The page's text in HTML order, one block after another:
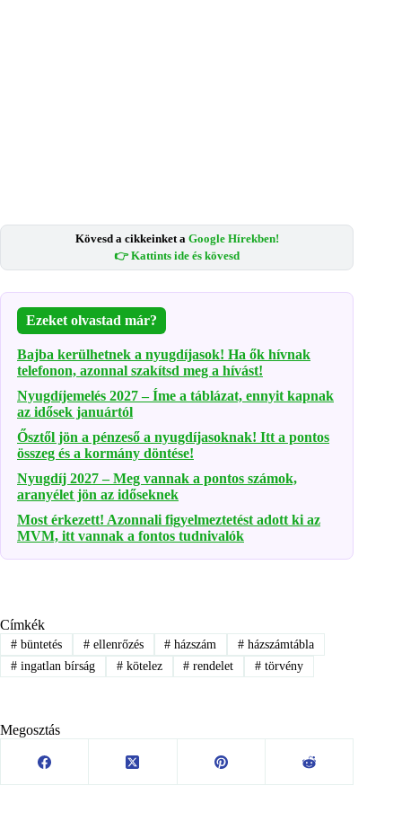
Kövesd a cikkeinket a Google Hírekben!
👉 Kattints ide és kövesd
Ezeket olvastad már?
Bajba kerülhetnek a nyugdíjasok! Ha ők hívnak
telefonon, azonnal szakítsd meg a hívást!
Nyugdíjemelés 2027 – Íme a táblázat, ennyit kapnak
az idősek januártól
Ősztől jön a pénzeső a nyugdíjasoknak! Itt a pontos
összeg és a kormány döntése!
Nyugdíj 2027 – Meg vannak a pontos számok,
aranyélet jön az időseknek
Most érkezett! Azonnali figyelmeztetést adott ki az
MVM, itt vannak a fontos tudnivalók
Címkék
#büntetés #ellenrőzés # házszám # házszámtábla
#ingatlan bírság #kötelez # rendelet # törvény
Megosztás